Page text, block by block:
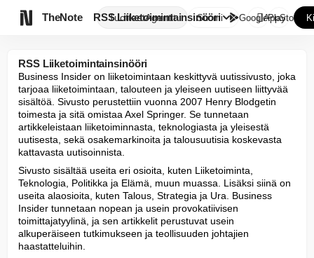
TheNote TuotteetAgentit
RSS Liiketoimintainsinööri
Suomi GooglePlay
AppStore
RSS Liiketoimintainsinööri
Business Insider on liiketoimintaan keskittyvä uutissivusto, joka
tarjoaa liiketoimintaan, talouteen ja yleiseen uutiseen liittyvää
sisältöä. Sivusto perustettiin vuonna 2007 Henry Blodgetin
toimesta ja sitä omistaa Axel Springer. Se tunnetaan
artikkeleistaan liiketoiminnasta, teknologiasta ja yleisestä
uutisesta, sekä osakemarkinoita ja talousuutisia koskevasta
kattavasta uutisoinnista.
Sivusto sisältää useita eri osioita, kuten Liiketoiminta,
Teknologia, Politikka ja Elämä, muun muassa. Lisäksi siinä on
useita alaosioita, kuten Talous, Strategia ja Ura. Business
Insider tunnetaan nopean ja usein provokatiivisen
toimittajatyylinä, ja sen artikkelit perustuvat usein
alkuperäiseen tutkimukseen ja teollisuuden johtajien
haastatteluihin.